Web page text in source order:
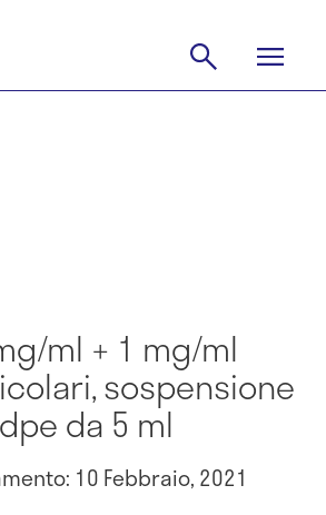
ml + 1 mg/ml
sospensione
da 5 ml
10 Febbraio, 2021